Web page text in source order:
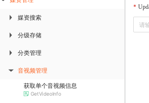
▶ 媒资搜索
▶ 分级存储
▶ 分类管理
▶ 音视频管理
获取单个音视频信息
GetVideoInfo